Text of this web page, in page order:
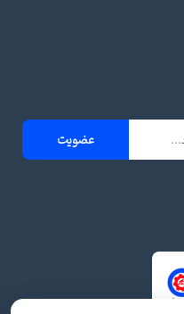
عضویت